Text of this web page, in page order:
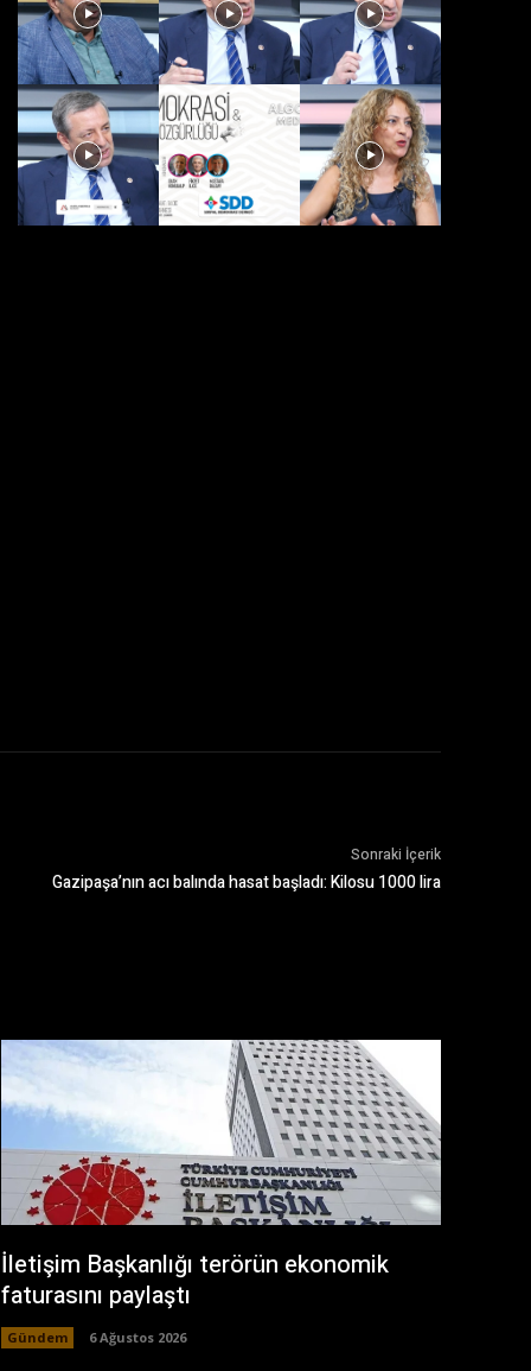
Sonraki İçerik
Gazipaşa’nın acı balında hasat başladı: Kilosu 1000 lira
İletişim Başkanlığı terörün ekonomik
faturasını paylaştı
Gündem 6 Ağustos 2026